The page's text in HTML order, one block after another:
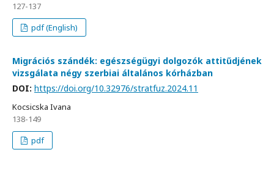
127-137
pdf (English)
Migrációs szándék: egészségügyi dolgozók attitűdjének
vizsgálata négy szerbiai általános kórházban
DOI: https://doi.org/10.32976/stratfuz.2024.11
Kocsicska Ivana
138-149
pdf